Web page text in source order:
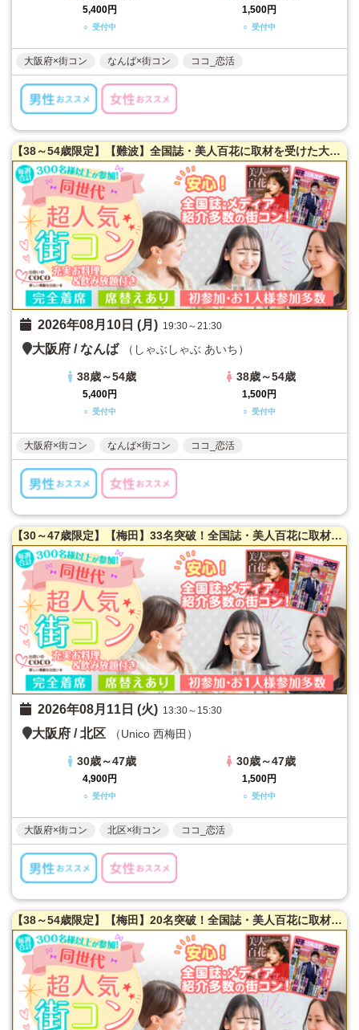
5,400円
○ 受付中
1,500円
○ 受付中
大阪府×街コン なんば×街コン ココ_恋活
【38～54歳限定】【難波】全国誌・美人百花に取材を受けた大阪で一番出会える街コン☆【新築のホテルダイニング貸切】【お一人様参加多数】【国産黒毛和牛料理逸品】【料理長自慢の日替わり逸品多数】【駅から3分】【カジュアルな雰囲気】LINE交換自由＆席がえあり！
2026年08月10日 (月) 19:30～21:30
大阪府 /なんば （しゃぶしゃぶ あいち）
38歳～54歳
5,400円
○ 受付中
38歳～54歳
1,500円
○ 受付中
大阪府×街コン なんば×街コン ココ_恋活
【30～47歳限定】【梅田】33名突破！全国誌・美人百花に取材を受けた大阪で一番出会える街コン【洗練された大人の空間】貸切！同世代で楽しむ♪お料理は豪華スペインコース料理☆LINE交換自由＆席がえあり！
2026年08月11日 (火) 13:30～15:30
大阪府 /北区 （Unico 西梅田）
30歳～47歳
4,900円
○ 受付中
30歳～47歳
1,500円
○ 受付中
大阪府×街コン 北区×街コン ココ_恋活
【38～54歳限定】【梅田】20名突破！全国誌・美人百花に取材を受けた大阪で一番出会える街コン【洗練された大人の空間】貸切！同世代で楽しむ♪お料理は豪華スペインコース料理☆LINE交換自由＆席がえあり！